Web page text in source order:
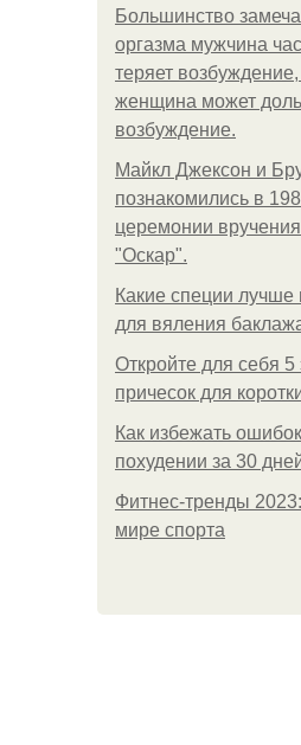
Большинство
оргазма мужчина
теряет возбуждение,
женщина может
возбуждение.
Майкл Джексон и
познакомились в
церемонии
"Оскар".
Какие специи лучше
для вяления
Откройте для себя 5
причесок для
Как избежать
похудении за 30
Фитнес-тренды
мире спорта